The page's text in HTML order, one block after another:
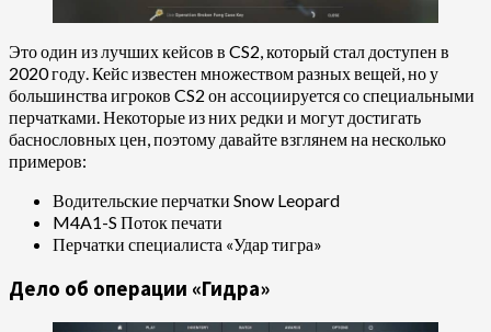
Это один из лучших кейсов в CS2, который стал доступен в
2020 году. Кейс известен множеством разных вещей, но у
большинства игроков CS2 он ассоциируется со специальными
перчатками. Некоторые из них редки и могут достигать
баснословных цен, поэтому давайте взглянем на несколько
примеров:
Водительские перчатки Snow Leopard
M4A1-S Поток печати
Перчатки специалиста «Удар тигра»
Дело об операции «Гидра»